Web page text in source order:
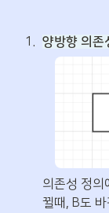
1 . 양방향 의존
의존성 정의
뀔때, B도 바